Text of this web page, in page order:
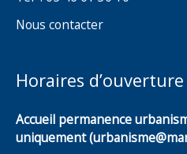
Nous contacter
Horaires
Accueil permanence
uniquement